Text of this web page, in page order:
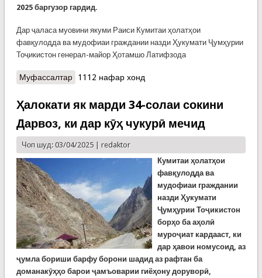
2025 баргузор гардид.
Дар ҷаласа муовини якуми Раиси Кумитаи ҳолатҳои
фавқулодда ва мудофиаи граждании назди Ҳукумати Ҷумҳурии
Тоҷикистон генерал-майор Ҳотамшо Латифзода
Муфассалтаро Раёсати КҲФ дар Суғд фаъолияти семоҳаи
1112 нафар хонд
Ҳалокати як марди 34-солаи сокини
Дарвоз, ки дар кӯҳ чукурӣ мечид
Чоп шуд: 03/04/2025 | redaktor
Кумитаи ҳолатҳои
фавқулодда ва
мудофиаи граждании
назди Ҳукумати
Ҷумҳурии Тоҷикистон
борҳо ба аҳолӣ
муроҷиат кардааст, ки
дар ҳавои номусоид, аз
ҷумла бориши барфу борони шадид аз рафтан ба
доманакӯҳҳо барои ҷамъоварии гиёҳону доруворӣ,